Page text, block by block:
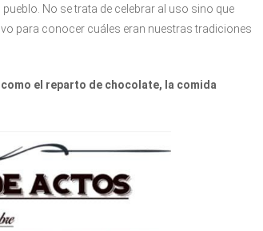
No se trata de celebrar al uso sino que
para conocer cuáles eran nuestras tradiciones
el reparto de chocolate, la comida